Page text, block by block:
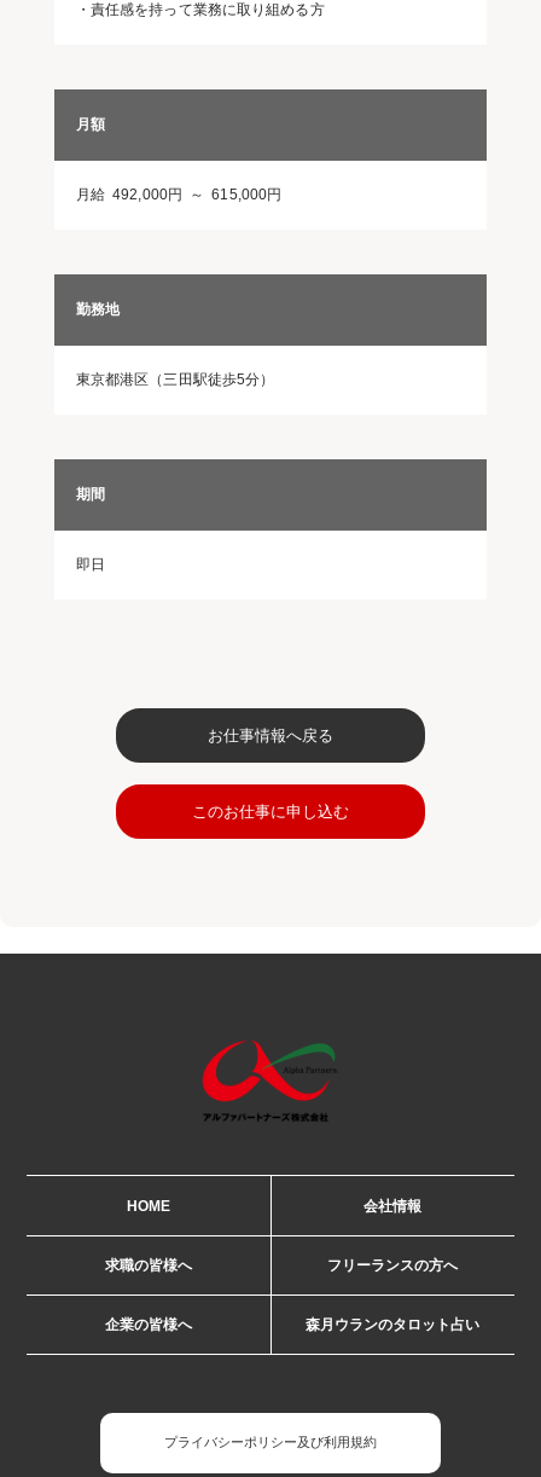
・責任感を持って業務に取り組める方
月額
月給 492,000円 ～ 615,000円
勤務地
東京都港区（三田駅徒歩5分）
期間
即日
お仕事情報へ戻る
このお仕事に申し込む
HOME 会社情報
求職の皆様へ フリーランスの方へ
企業の皆様へ 森月ウランのタロット占い
プライバシーポリシー及び利用規約